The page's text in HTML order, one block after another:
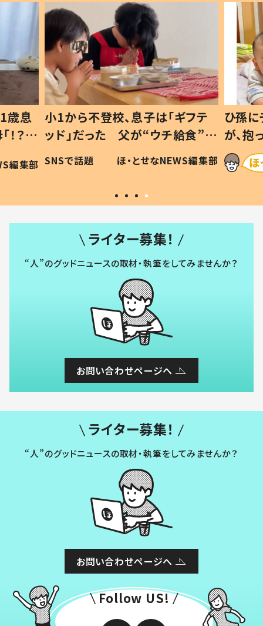
歳息
？」
編集部
小1から不登校、息子は「ギフテ
ッド」だった 父が“ウチ給食”を
作り続ける理由とは #令和の親
#令和の子
SNSで話題 ほ・とせなNEWS編集部
ひ孫
が、
「涙が
い」
ライター募集！
“人”のグッドニュースの取材・執筆をしてみませんか？
お問い合わせページへ
ライター募集！
“人”のグッドニュースの取材・執筆をしてみませんか？
お問い合わせページへ
Follow US!